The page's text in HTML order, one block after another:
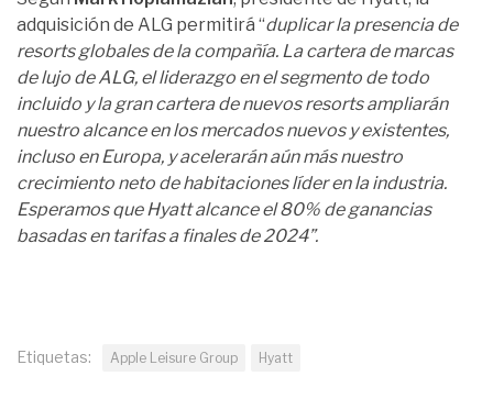
adquisición de ALG permitirá “duplicar la presencia de
resorts globales de la compañía. La cartera de marcas
de lujo de ALG, el liderazgo en el segmento de todo
incluido y la gran cartera de nuevos resorts ampliarán
nuestro alcance en los mercados nuevos y existentes,
incluso en Europa, y acelerarán aún más nuestro
crecimiento neto de habitaciones líder en la industria.
Esperamos que Hyatt alcance el 80% de ganancias
basadas en tarifas a finales de 2024”.
Etiquetas: Apple Leisure Group Hyatt